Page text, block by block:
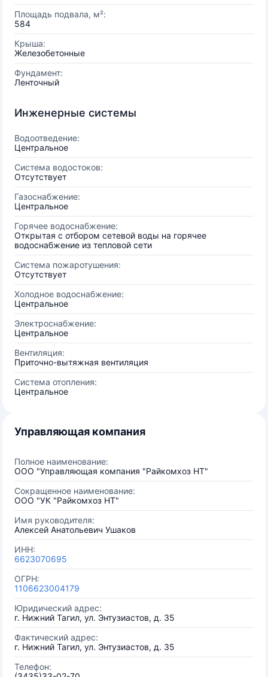
Площадь подвала, м²:
584
Крыша:
Железобетонные
Фундамент:
Ленточный
Инженерные системы
Водоотведение:
Центральное
Система водостоков:
Отсутствует
Газоснабжение:
Центральное
Горячее водоснабжение:
Открытая с отбором сетевой воды на горячее
водоснабжение из тепловой сети
Система пожаротушения:
Отсутствует
Холодное водоснабжение:
Центральное
Электроснабжение:
Центральное
Вентиляция:
Приточно-вытяжная вентиляция
Система отопления:
Центральное
Управляющая компания
Полное наименование:
ООО "Управляющая компания "Райкомхоз НТ"
Сокращенное наименование:
ООО "УК "Райкомхоз НТ"
Имя руководителя:
Алексей Анатольевич Ушаков
ИНН:
6623070695
ОГРН:
1106623004179
Юридический адрес:
г. Нижний Тагил, ул. Энтузиастов, д. 35
Фактический адрес:
г. Нижний Тагил, ул. Энтузиастов, д. 35
Телефон: